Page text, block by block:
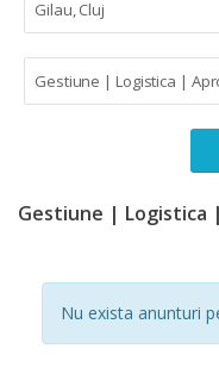
Gilau, Cluj
Gestiune | Logistica |
Gestiune | Logistica
Nu exista anunturi